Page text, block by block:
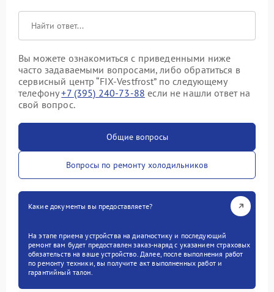
Вы можете ознакомиться с приведенными ниже
часто задаваемыми вопросами, либо обратиться в
сервисный центр “FIX-Vestfrost” по следующему
телефону+7 (395) 240-73-88 если не нашли ответ на
свой вопрос.
Общие вопросы
Вопросы по ремонту холодильников
Какие документы вы предоставляете?
На этапе приема устройства на диагностику и последующий
ремонт вам будет предоставлен заказ-наряд с указанием страховых
обязательств на ваше устройство. Далее, после выполнения работ
по ремонту техники, вы получите акт выполненных работ и
гарантийный талон.